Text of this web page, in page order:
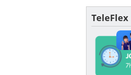
TeleFlex